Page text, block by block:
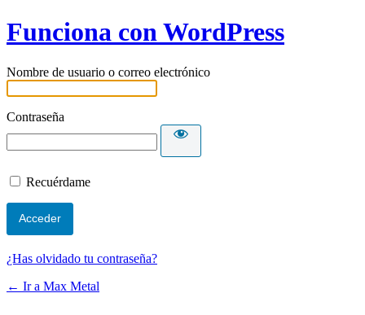
Funciona con WordPress
Nombre de usuario o correo electrónico
Contraseña
Recuérdame
¿Has olvidado tu contraseña?
← Ir a Max Metal